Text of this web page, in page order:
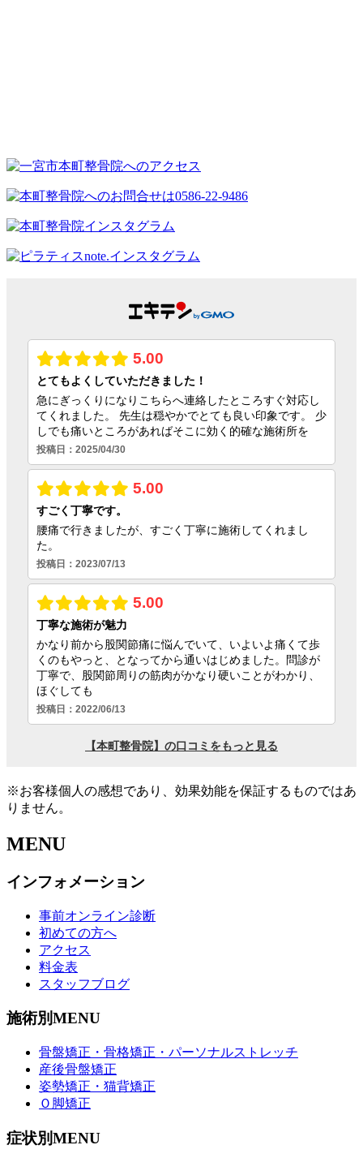
※お客様個人の感想であり、効果効能を保証するものではあ
りません。
MENU
インフォメーション
事前オンライン診断
初めての方へ
アクセス
料金表
スタッフブログ
施術別MENU
骨盤矯正・骨格矯正・パーソナルストレッチ
産後骨盤矯正
姿勢矯正・猫背矯正
Ｏ脚矯正
症状別MENU